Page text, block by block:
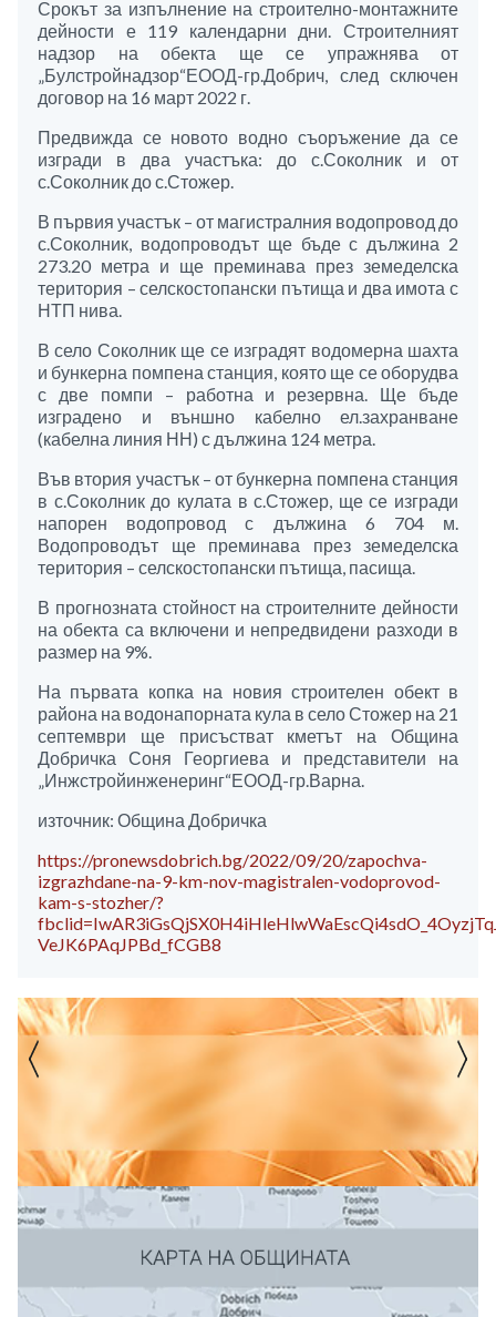
Срокът за изпълнение на строително-монтажните
дейности е 119 календарни дни. Строителният
надзор на обекта ще се упражнява от
„Булстройнадзор“ЕООД-гр.Добрич, след сключен
договор на 16 март 2022 г.
Предвижда се новото водно съоръжение да се
изгради в два участъка: до с.Соколник и от
с.Соколник до с.Стожер.
В първия участък – от магистралния водопровод до
с.Соколник, водопроводът ще бъде с дължина 2
273.20 метра и ще преминава през земеделска
територия – селскостопански пътища и два имота с
НТП нива.
В село Соколник ще се изградят водомерна шахта
и бункерна помпена станция, която ще се оборудва
с две помпи – работна и резервна. Ще бъде
изградено и външно кабелно ел.захранване
(кабелна линия НН) с дължина 124 метра.
Във втория участък – от бункерна помпена станция
в с.Соколник до кулата в с.Стожер, ще се изгради
напорен водопровод с дължина 6 704 м.
Водопроводът ще преминава през земеделска
територия – селскостопански пътища, пасища.
В прогнозната стойност на строителните дейности
на обекта са включени и непредвидени разходи в
размер на 9%.
На първата копка на новия строителен обект в
района на водонапорната кула в село Стожер на 21
септември ще присъстват кметът на Община
Добричка Соня Георгиева и представители на
„Инжстройинженеринг“ЕООД-гр.Варна.
източник: Община Добричка
https://pronewsdobrich.bg/2022/09/20/zapochva-
izgrazhdane-na-9-km-nov-magistralen-vodoprovod-
kam-s-stozher/?
VeJK6PAqJPBd_fCGB8